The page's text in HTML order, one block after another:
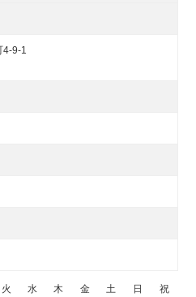
4-9-1
火 水 木 金 土 日 祝